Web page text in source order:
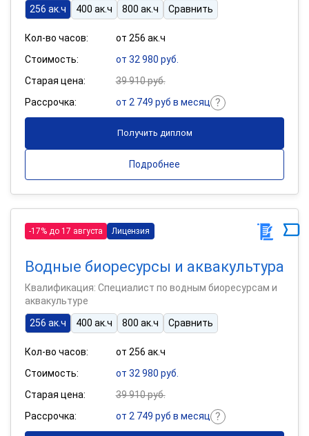
256 ак.ч 400 ак.ч 800 ак.ч Сравнить
Кол-во часов:
от 256 ак.ч
Стоимость:
от 32 980 руб.
Старая цена:
39 910 руб.
Рассрочка:
от 2 749 руб в месяц
Получить диплом
Подробнее
-17% до 17 августа Лицензия
Водные биоресурсы и аквакультура
Квалификация: Специалист по водным биоресурсам и
аквакультуре
256 ак.ч
400 ак.ч 800 ак.ч Сравнить
Кол-во часов:
от 256 ак.ч
Стоимость:
от 32 980 руб.
Старая цена:
39 910 руб.
Рассрочка:
от 2 749 руб в месяц